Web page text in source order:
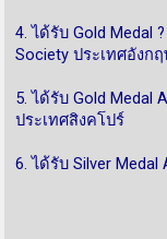
4. ได้รับ Gold Medal
Society ประเทศอังก
5. ได้รับ Gold Medal
ประเทศสิงคโปร์
6. ได้รับ Silver